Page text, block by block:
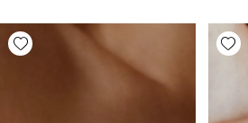
Add wishlist